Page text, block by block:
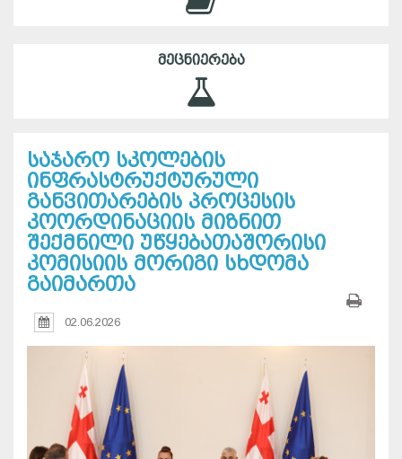
ᲛᲔᲪᲜᲘᲔᲠᲔᲑᲐ
საჯარო სკოლების
ინფრასტრუქტურული
განვითარების პროცესის
კოორდინაციის მიზნით
შექმნილი უწყებათაშორისი
კომისიის მორიგი სხდომა
გაიმართა
02.06.2026